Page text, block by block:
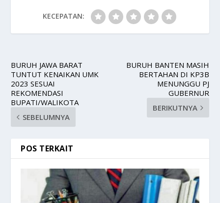
KECEPATAN:
BURUH JAWA BARAT
TUNTUT KENAIKAN UMK
2023 SESUAI
REKOMENDASI
BUPATI/WALIKOTA
SEBELUMNYA
BURUH BANTEN MASIH
BERTAHAN DI KP3B
MENUNGGU PJ
GUBERNUR
BERIKUTNYA
POS TERKAIT